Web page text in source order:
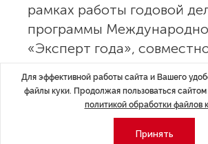
рамках работы годовой
программы
«Эксперт года»,
Главный критерий — ответственность
отметил руководитель практики
организации BITOBE Александр
Для эффективной работы сайта и Вашего
файлы куки. Продолжая пользоваться
политикой обработки файлов
Принять